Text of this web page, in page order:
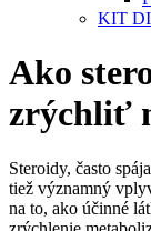
KIT
Ako
zrýchliť
Steroidy, často
tiež významný
na to, ako účinné